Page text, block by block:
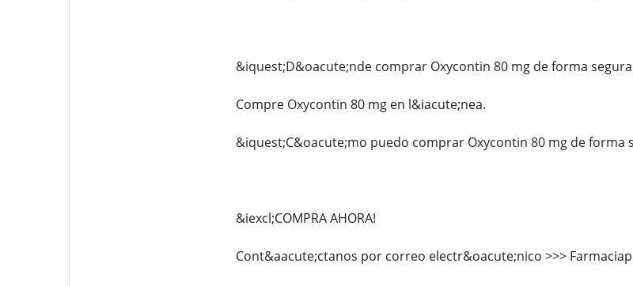
&iquest;D&oacute;nde comprar Oxycontin 80 mg de forma
Compre Oxycontin 80 mg en l&iacute;nea.
&iquest;C&oacute;mo puedo comprar Oxycontin 80 mg de forma
&iexcl;COMPRA AHORA!
Cont&aacute;ctanos por correo electr&oacute;nico >>>